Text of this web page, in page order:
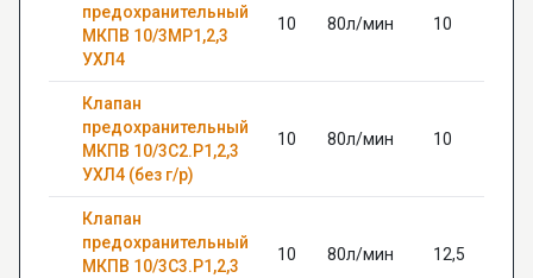
предохранительный
МКПВ 10/3МР1,2,3
УХЛ4
10 80л/мин 10
Клапан
предохранительный
МКПВ 10/3С2.Р1,2,3
УХЛ4 (без г/р)
10 80л/мин 10
Клапан
предохранительный
МКПВ 10/3С3.Р1,2,3
10 80л/мин 12,5